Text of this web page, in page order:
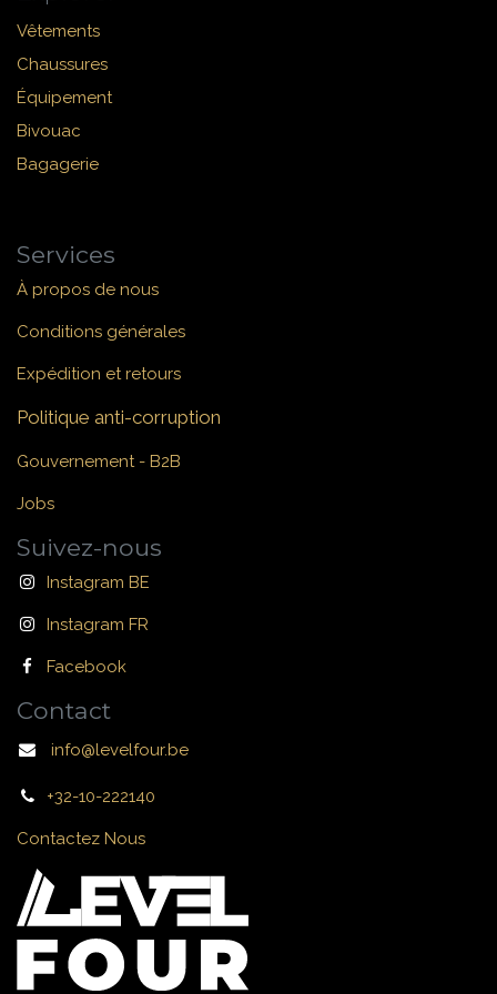
Vêtements
Chaussures
Équipement
Bivouac
Bagagerie
Services
À propos de nous
Conditions générales
Expédition et retours
Politique anti-corruption
Gouvernement - B2B
Jobs
Suivez-nous
Instagram BE
Instagram FR
Facebook
Contact
info@levelfour.be
+32-10-222140
Contactez Nous